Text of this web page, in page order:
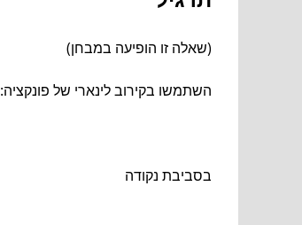
(שאלה זו הופיעה במבחן)
השתמשו בקירוב לינארי של פונקציה:
בסביבת נקודה